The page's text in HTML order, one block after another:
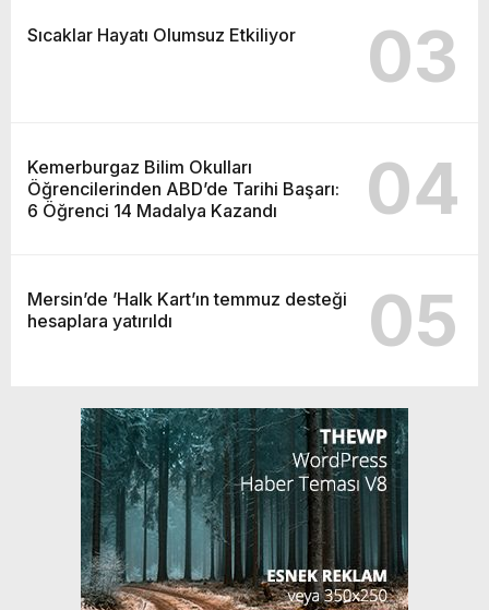
Sıcaklar Hayatı Olumsuz Etkiliyor 03
Kemerburgaz Bilim Okulları
Öğrencilerinden ABD’de Tarihi Başarı:
6 Öğrenci 14 Madalya Kazandı
04
Mersin’de ’Halk Kart’ın temmuz desteği
hesaplara yatırıldı
05